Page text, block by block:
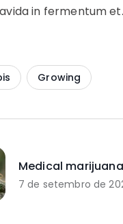
in fermentum
Growing
Medical marijuana
7 de setembro de